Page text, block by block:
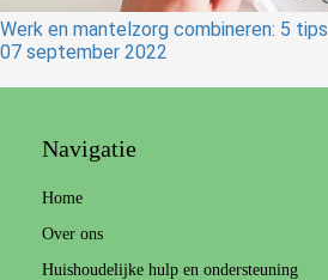
Werk en mantelzorg combineren: 5 tips
07 september 2022
Navigatie
Home
Over ons
Huishoudelijke hulp en ondersteuning